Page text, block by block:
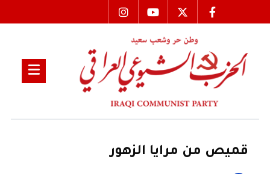
قميص من مرايا الزهور